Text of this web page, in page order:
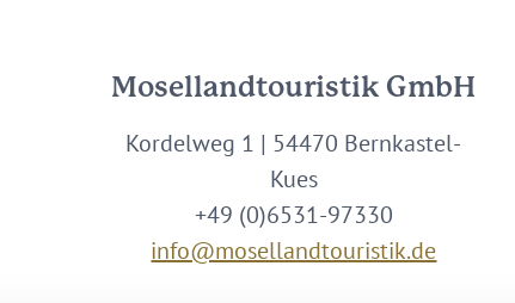
Mosellandtouristik GmbH
Kordelweg 1 | 54470 Bernkastel-
Kues
+49 (0)6531-97330
info@mosellandtouristik.de